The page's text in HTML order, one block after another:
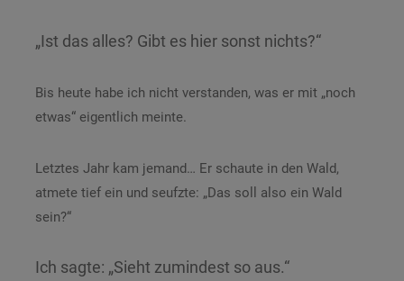
„Ist das alles? Gibt es hier sonst nichts?“
Bis heute habe ich nicht verstanden, was er mit „noch
etwas“ eigentlich meinte.
Letztes Jahr kam jemand… Er schaute in den Wald,
atmete tief ein und seufzte: „Das soll also ein Wald
sein?“
Ich sagte: „Sieht zumindest so aus.“